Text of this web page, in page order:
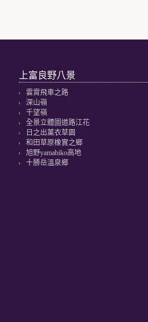
上富良野八景
雲霄飛車之路
深山嶺
千望嶺
全景立體圖道路江花
日之出薰衣草園
和田草原橡實之鄉
旭野yamabiko高地
十勝岳溫泉鄉